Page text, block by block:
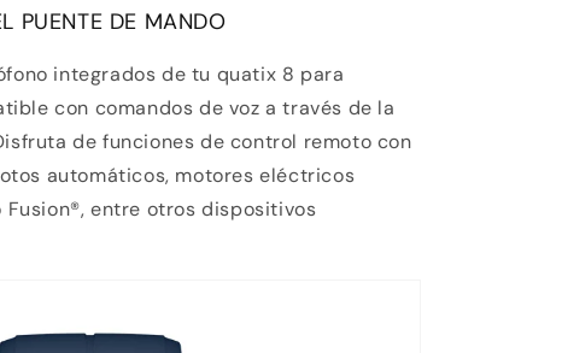
PUENTE DE MANDO
integrados de tu quatix 8 para
con comandos de voz a través de la
de funciones de control remoto con
automáticos, motores eléctricos
entre otros dispositivos